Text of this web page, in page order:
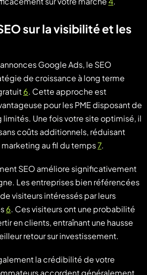
sur la visibilité et les
Google Ads, le SEO
de croissance à long terme
6. Cette approche est
pour les PME disposant de
Une fois votre site optimisé, il
coûts additionnels, réduisant
au fil du temps7.
SEO améliore significativement
Les entreprises bien référencées
visiteurs intéressés par leurs
6. Ces visiteurs ont une probabilité
en clients, entraînant une hausse
retour sur investissement.
la crédibilité de votre
accordent généralement